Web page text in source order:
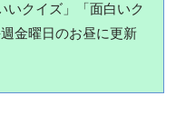
いクイズ」「面白いク
金曜日のお昼に更新